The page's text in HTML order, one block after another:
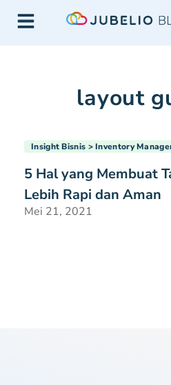
layout
Insight Bisnis Inventory
5 Hal yang Membuat
Lebih Rapi dan Aman
Mei 21, 2021